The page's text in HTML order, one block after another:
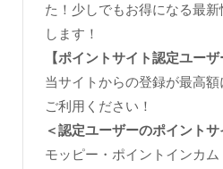
た！少しでもお得になる最
します！
【ポイントサイト認定ユーザ
当サイトからの登録が最高
ご利用ください！
＜認定ユーザーのポイントサ
モッピー・ポイントインカ